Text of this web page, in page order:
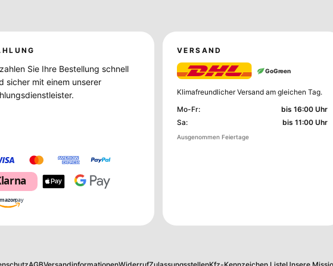
Sie Ihre Bestellung schnell
sicher mit einem unserer
pay
VERSAND
GoGreen
Klimafreundlicher Versand am gleichen Tag.
Mo-Fr:
bis 16:00 Uhr
Sa: bis 11:00 Uhr
Ausgenommen Feiertage